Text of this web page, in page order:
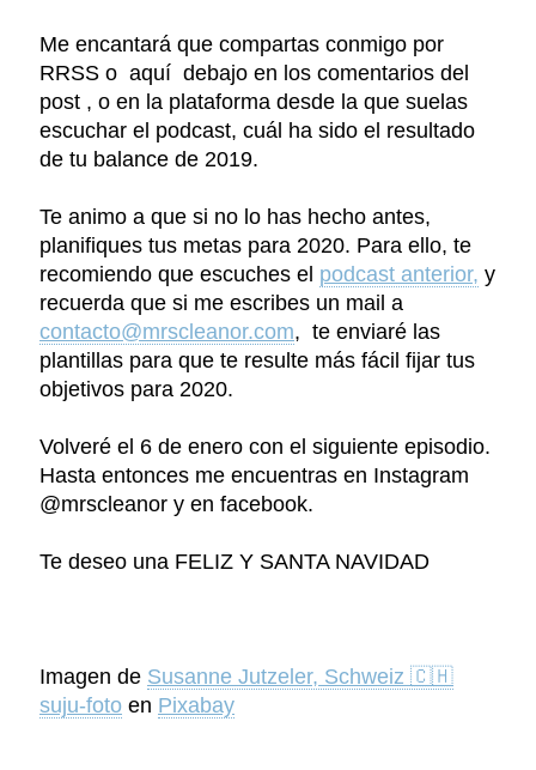
Me encantará que compartas conmigo por
RRSS o aquí debajo en los comentarios del
post , o en la plataforma desde la que suelas
escuchar el podcast, cuál ha sido el resultado
de tu balance de 2019.
Te animo a que si no lo has hecho antes,
planifiques tus metas para 2020. Para ello, te
recomiendo que escuches el podcast anterior, y
recuerda que si me escribes un mail a
contacto@mrscleanor.com, te enviaré las
plantillas para que te resulte más fácil fijar tus
objetivos para 2020.
Volveré el 6 de enero con el siguiente episodio.
Hasta entonces me encuentras en Instagram
@mrscleanor y en facebook.
Te deseo una FELIZ Y SANTA NAVIDAD
Imagen de Susanne Jutzeler, Schweiz 🇨🇭
suju-foto en Pixabay